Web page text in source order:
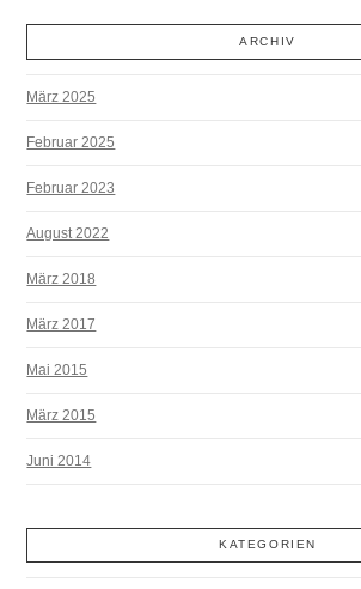
ARCHIV
März 2025
Februar 2025
Februar 2023
August 2022
März 2018
März 2017
Mai 2015
März 2015
Juni 2014
KATEGORIEN